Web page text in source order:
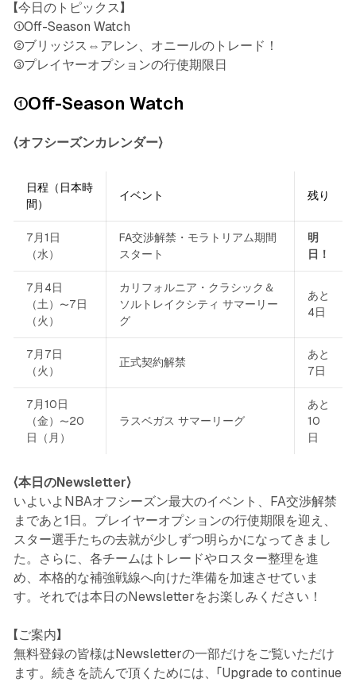
【今日のトピックス】
①Off-Season Watch
②ブリッジス⇔アレン、オニールのトレード！
③プレイヤーオプションの行使期限日
①Off-Season Watch
〈オフシーズンカレンダー〉
日程（日本時
間）
イベント 残り
7月1日
（水）
FA交渉解禁・モラトリアム期間
スタート
明
日！
7月4日
（土）〜7日
（火）
カリフォルニア・クラシック＆
ソルトレイクシティ サマーリー
グ
あと
4日
7月7日
（火）
正式契約解禁
あと
7日
7月10日
（金）〜20
日（月）
ラスベガス サマーリーグ
あと
10
日
〈本日のNewsletter〉
いよいよNBAオフシーズン最大のイベント、FA交渉解禁
まであと1日。プレイヤーオプションの行使期限を迎え、
スター選手たちの去就が少しずつ明らかになってきまし
た。さらに、各チームはトレードやロスター整理を進
め、本格的な補強戦線へ向けた準備を加速させていま
す。それでは本日のNewsletterをお楽しみください！
【ご案内】
無料登録の皆様はNewsletterの一部だけをご覧いただけ
ます。続きを読んで頂くためには、「Upgrade to continue